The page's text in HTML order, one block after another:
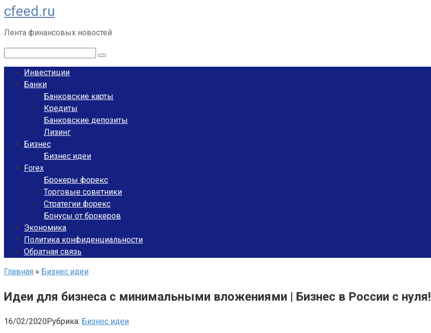
Перейти
к
контенту
cfeed.ru
Лента финансовых новостей
Инвестиции
Банки
Банковские карты
Кредиты
Банковские депозиты
Лизинг
Бизнес
Бизнес идеи
Forex
Брокеры форекс
Торговые советники
Стратегии форекс
Бонусы от брокеров
Экономика
Политика конфиденциальности
Обратная связь
Главная » Бизнес идеи
Идеи для бизнеса с минимальными вложениями | Бизнес в России с нуля!
16/02/2020Рубрика: Бизнес идеи